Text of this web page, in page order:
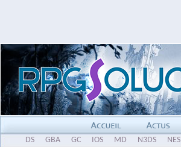
DS GBA GC IOS MD N3DS NES